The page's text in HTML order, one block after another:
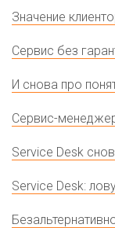
Значение
Сервис без
И снова про
Сервис-
Service Desk
Service Desk: